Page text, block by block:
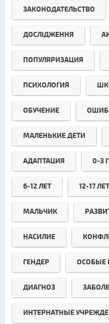
ЗАКОНОДАТЕЛЬСТВО
ДОСЛІДЖЕННЯ
ПОПУЛЯРИЗАЦИЯ
ПСИХОЛОГИЯ
ОБУЧЕНИЕ
МАЛЕНЬКИЕ ДЕТИ
АДАПТАЦИЯ 0-3
6-12 ЛЕТ 12-17 ЛЕТ
МАЛЬЧИК
НАСИЛИЕ
ГЕНДЕР ОСОБЫЕ
ДИАГНОЗ
ИНТЕРНАТНЫЕ